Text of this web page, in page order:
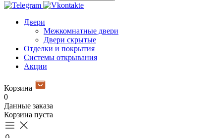
Двери
Межкомнатные двери
Двери скрытые
Отделки и покрытия
Системы открывания
Акции
Корзина
0
Данные заказа
Корзина пуста